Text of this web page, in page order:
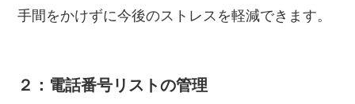
手間をかけずに今後のストレスを軽減できます。
２：電話番号リストの管理